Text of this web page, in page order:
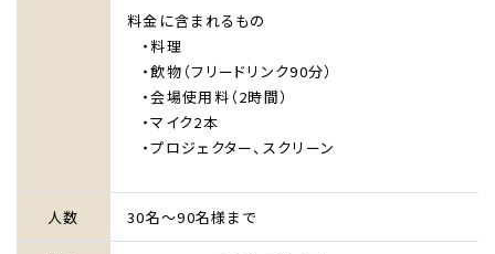
料金に含まれるもの
・料理
・飲物（フリードリンク90分）
・会場使用料（2時間）
・マイク2本
・プロジェクター、スクリーン
人数 30名～90名様まで